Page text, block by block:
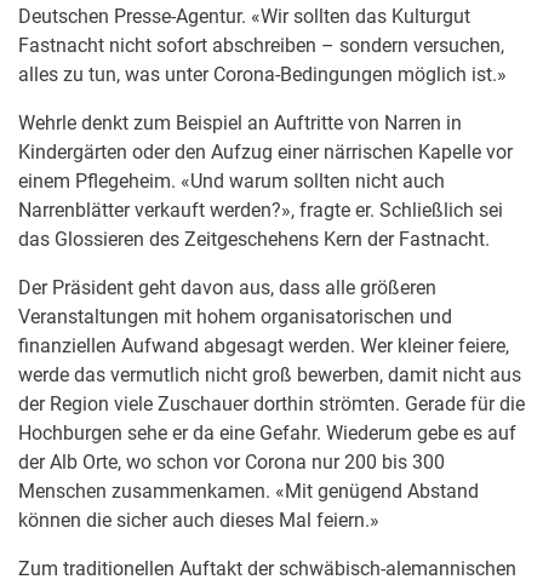
Deutschen Presse-Agentur. «Wir sollten das Kulturgut
Fastnacht nicht sofort abschreiben – sondern versuchen,
alles zu tun, was unter Corona-Bedingungen möglich ist.»
Wehrle denkt zum Beispiel an Auftritte von Narren in
Kindergärten oder den Aufzug einer närrischen Kapelle vor
einem Pflegeheim. «Und warum sollten nicht auch
Narrenblätter verkauft werden?», fragte er. Schließlich sei
das Glossieren des Zeitgeschehens Kern der Fastnacht.
Der Präsident geht davon aus, dass alle größeren
Veranstaltungen mit hohem organisatorischen und
finanziellen Aufwand abgesagt werden. Wer kleiner feiere,
werde das vermutlich nicht groß bewerben, damit nicht aus
der Region viele Zuschauer dorthin strömten. Gerade für die
Hochburgen sehe er da eine Gefahr. Wiederum gebe es auf
der Alb Orte, wo schon vor Corona nur 200 bis 300
Menschen zusammenkamen. «Mit genügend Abstand
können die sicher auch dieses Mal feiern.»
Zum traditionellen Auftakt der schwäbisch-alemannischen